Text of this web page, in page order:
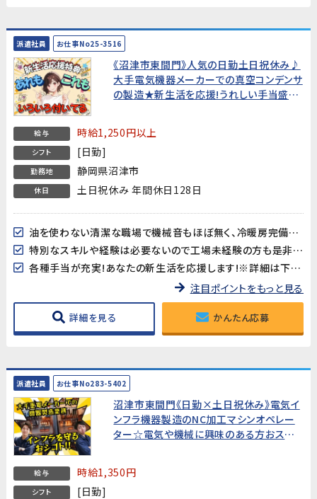
派遣社員 お仕事No25-3516
《沼津市東間門》人気の日勤土日祝休み♪
大手電気機器メーカーでの真空コンデンサ
の製造★新生活を応援!うれしい手当盛り
給与 時給1,250円以上
シフト [日勤]
勤務地 静岡県沼津市
休日 土日祝休み 年間休日128日
油を使わない清潔な職場で機械音もほぼ無く、冷暖房完備で作業しやすい環境です♪
特別なスキルや経験は必要ないので工場未経験の方も是非チャレンジしてみてください！
各種手当が充実!あなたの新生活を応援します!※詳細は下記キャンペーン情報欄を御確認下さい。
注目ポイントをもっと見る
詳細を見る かんたん応募
派遣社員 お仕事No283-5402
沼津市東間門《日勤×土日祝休み》電気イ
ンフラ機器製造のNC加工マシンオペレー
ター☆電気や機械に興味のある方おスス
給与 時給1,350円
シフト [日勤]